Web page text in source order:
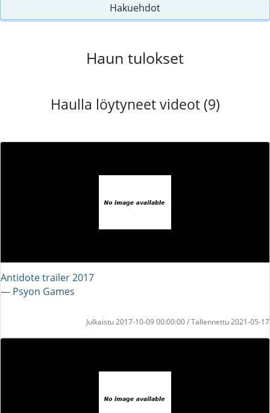
Hakuehdot
Haun tulokset
Haulla löytyneet videot (9)
Antidote trailer 2017
― Psyon Games
Julkaistu 2017-10-09 00:00:00 / Tallennettu 2021-05-17